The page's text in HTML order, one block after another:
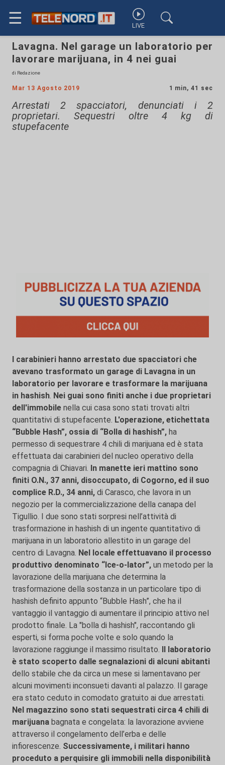
☰ LIVE
Lavagna. Nel garage un laboratorio per
lavorare marijuana, in 4 nei guai
di Redazione
Mar 13 Agosto 2019 1 min, 41 sec
Arrestati 2 spacciatori, denunciati i 2
proprietari. Sequestri oltre 4 kg di
stupefacente
I carabinieri hanno arrestato due spacciatori che
avevano trasformato un garage di Lavagna in un
laboratorio per lavorare e trasformare la marijuana
in hashish. Nei guai sono finiti anche i due proprietari
dell'immobile nella cui casa sono stati trovati altri
quantitativi di stupefacente. L'operazione, etichettata
“Bubble Hash”, ossia di “Bolla di hashish”, ha
permesso di sequestrare 4 chili di marijuana ed è stata
effettuata dai carabinieri del nucleo operativo della
compagnia di Chiavari. In manette ieri mattino sono
finiti O.N., 37 anni, disoccupato, di Cogorno, ed il suo
complice R.D., 34 anni, di Carasco, che lavora in un
negozio per la commercializzazione della canapa del
Tigullio. I due sono stati sorpresi nell’attività di
trasformazione in hashish di un ingente quantitativo di
marijuana in un laboratorio allestito in un garage del
centro di Lavagna. Nel locale effettuavano il processo
produttivo denominato “Ice-o-lator”, un metodo per la
lavorazione della marijuana che determina la
trasformazione della sostanza in un particolare tipo di
hashish definito appunto “Bubble Hash”, che ha il
vantaggio il vantaggio di aumentare il principio attivo nel
prodotto finale. La "bolla di hashish", raccontando gli
esperti, si forma poche volte e solo quando la
lavorazione raggiunge il massimo risultato. Il laboratorio
è stato scoperto dalle segnalazioni di alcuni abitanti
dello stabile che da circa un mese si lamentavano per
alcuni movimenti inconsueti davanti al palazzo. Il garage
era stato ceduto in comodato gratuito ai due arrestati.
Nel magazzino sono stati sequestrati circa 4 chili di
marijuana bagnata e congelata: la lavorazione avviene
attraverso il congelamento dell’erba e delle
infiorescenze. Successivamente, i militari hanno
proceduto a perquisire gli immobili nella disponibilità